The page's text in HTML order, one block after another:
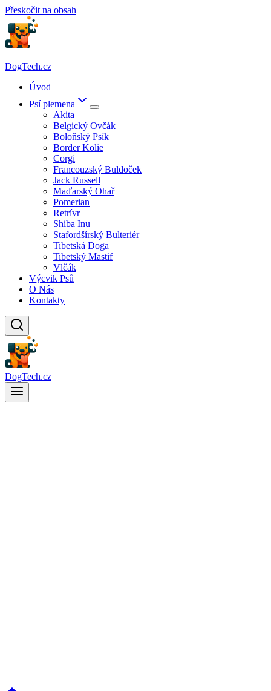
Přeskočit na obsah
DogTech.cz
Úvod
Psí plemena
Akita
Belgický Ovčák
Boloňský Psík
Border Kolie
Corgi
Francouzský Buldoček
Jack Russell
Maďarský Ohař
Pomerian
Retrívr
Shiba Inu
Stafordšírský Bulteriér
Tibetská Doga
Tibetský Mastif
Vlčák
Výcvik Psů
O Nás
Kontakty
DogTech.cz